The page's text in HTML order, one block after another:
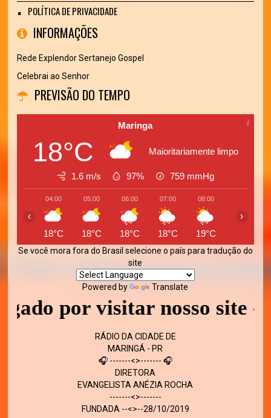
POLÍTICA DE PRIVACIDADE
INFORMAÇÕES
Rede Explendor Sertanejo Gospel
Celebrai ao Senhor
PREVISÃO DO TEMPO
Maringa
18°C Maioritariamente limpo
1.6 m/s 97% 759 mmHg
04:00
18°C
05:00
18°C
06:00
18°C
07:00
18°C
08:00
19°C
‹ ›
Se você mora fora do Brasil selecione o país para tradução do
site
Powered by Translate
visitar nosso site - Volte
RÁDIO DA CIDADE DE
MARINGÁ - PR
🎧 -------<>------- 🎧
DIRETORA
EVANGELISTA ANÉZIA ROCHA
-------<>-------
FUNDADA --<>--28/10/2019